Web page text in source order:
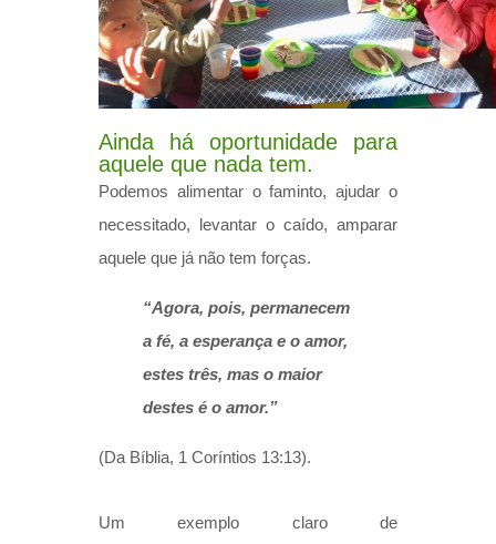
Ainda há oportunidade para
aquele que nada tem.
Podemos alimentar o faminto, ajudar o
necessitado, levantar o caído, amparar
aquele que já não tem forças.
“Agora, pois, permanecem
a fé, a esperança e o amor,
estes três, mas o maior
destes é o amor.”
(Da Bíblia, 1 Coríntios 13:13).
Um exemplo claro de